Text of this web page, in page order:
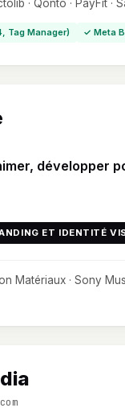
· Qonto · PayFit ·
Tag Manager) ✓ Meta
développer
ET IDENTITÉ
Matériaux · Sony